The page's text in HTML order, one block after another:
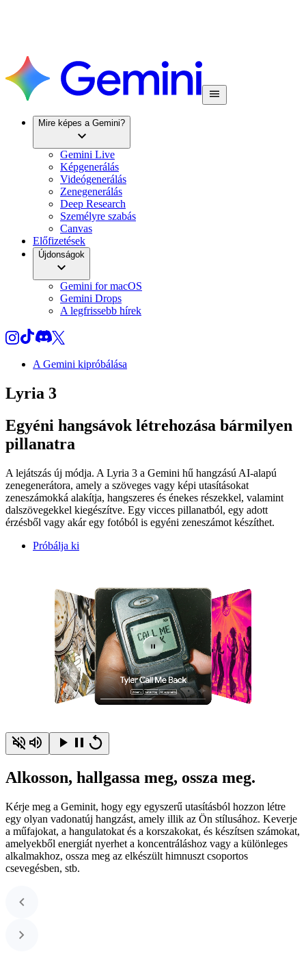
Mire képes a Gemini?
Gemini Live
Képgenerálás
Videógenerálás
Zenegenerálás
Deep Research
Személyre szabás
Canvas
Előfizetések
Újdonságok
Gemini for macOS
Gemini Drops
A legfrissebb hírek
A Gemini kipróbálása
Lyria 3
Egyéni hangsávok létrehozása bármilyen
pillanatra
A lejátszás új módja. A Lyria 3 a Gemini hű hangzású AI-alapú
zenegenerátora, amely a szöveges vagy képi utasításokat
zeneszámokká alakítja, hangszeres és énekes részekkel, valamint
dalszövegekkel kiegészítve. Egy vicces pillanatból, egy adott
érzésből vagy akár egy fotóból is egyéni zeneszámot készíthet.
Próbálja ki
Alkosson, hallgassa meg, ossza meg.
Kérje meg a Geminit, hogy egy egyszerű utasításból hozzon létre
egy olyan vadonatúj hangzást, amely illik az Ön stílusához. Keverje
a műfajokat, a hangulatokat és a korszakokat, és készítsen számokat,
amelyekből energiát nyerhet a koncentráláshoz vagy a különleges
alkalmakhoz, ossza meg az elkészült himnuszt csoportos
csevegésben, stb.